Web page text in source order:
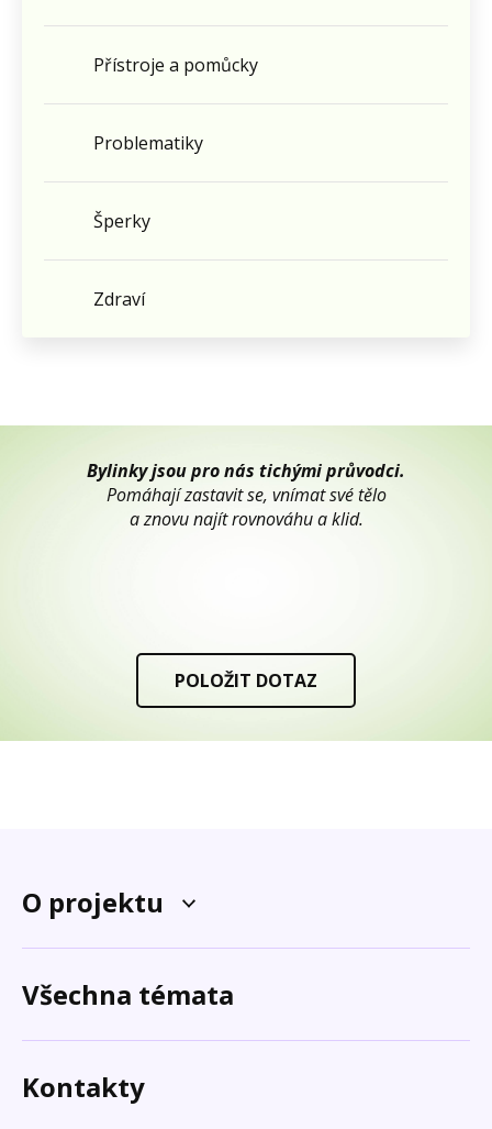
Přístroje a pomůcky
Problematiky
Šperky
Zdraví
Bylinky jsou pro nás tichými průvodci.
Pomáhají zastavit se, vnímat své tělo
a znovu najít rovnováhu a klid.
POLOŽIT DOTAZ
O projektu
Všechna témata
Kontakty